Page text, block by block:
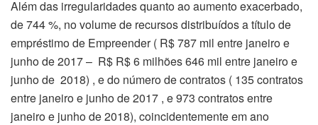
Além das irregularidades quanto ao aumento exacerbado,
de 744 %, no volume de recursos distribuídos a título de
empréstimo de Empreender ( R$ 787 mil entre janeiro e
junho de 2017 – R$ R$ 6 milhões 646 mil entre janeiro e
junho de 2018) , e do número de contratos ( 135 contratos
entre janeiro e junho de 2017 , e 973 contratos entre
janeiro e junho de 2018), coincidentemente em ano